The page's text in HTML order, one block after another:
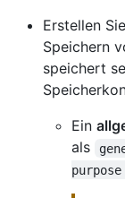
Erstellen
Speichern
speichert
Ein
als